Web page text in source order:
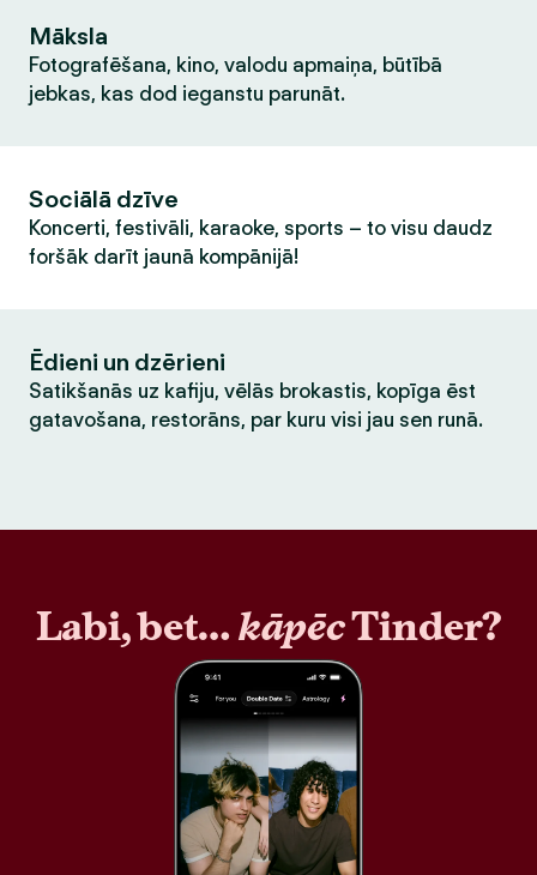
Māksla
Fotografēšana, kino, valodu apmaiņa, būtībā
jebkas, kas dod ieganstu parunāt.
Sociālā dzīve
Koncerti, festivāli, karaoke, sports – to visu daudz
foršāk darīt jaunā kompānijā!
Ēdieni un dzērieni
Satikšanās uz kafiju, vēlās brokastis, kopīga ēst
gatavošana, restorāns, par kuru visi jau sen runā.
Labi, bet…kāpēcTinder?